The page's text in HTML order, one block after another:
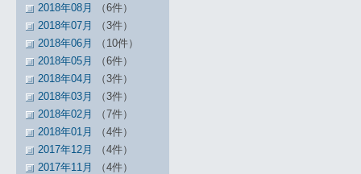
2018年08月
（6件）
2018年07月
（3件）
2018年06月
（10件）
2018年05月
（6件）
2018年04月
（3件）
2018年03月
（3件）
2018年02月
（7件）
2018年01月
（4件）
2017年12月
（4件）
2017年11月
（4件）